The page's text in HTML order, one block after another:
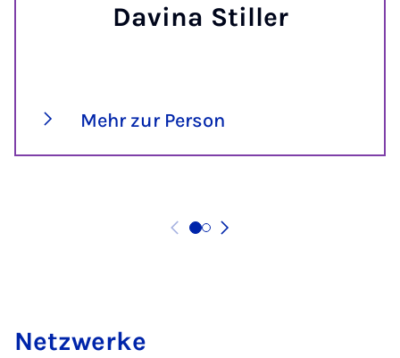
Davina Stiller
Mehr zur Person
Netz­wer­ke